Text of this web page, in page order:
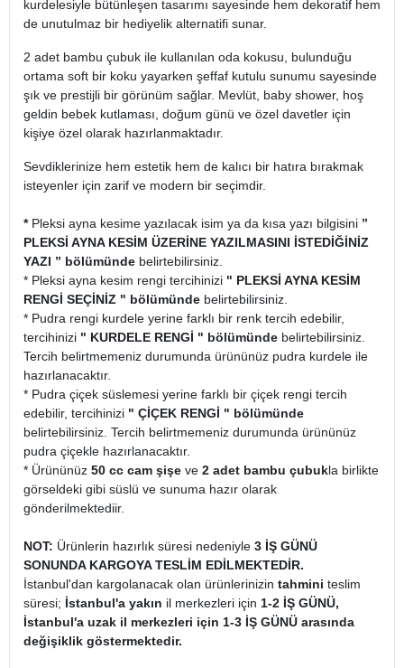
kurdelesiyle bütünleşen tasarımı sayesinde hem dekoratif hem
de unutulmaz bir hediyelik alternatifi sunar.
2 adet bambu çubuk ile kullanılan oda kokusu, bulunduğu
ortama soft bir koku yayarken şeffaf kutulu sunumu sayesinde
şık ve prestijli bir görünüm sağlar. Mevlüt, baby shower, hoş
geldin bebek kutlaması, doğum günü ve özel davetler için
kişiye özel olarak hazırlanmaktadır.
Sevdiklerinize hem estetik hem de kalıcı bir hatıra bırakmak
isteyenler için zarif ve modern bir seçimdir.
*Pleksi ayna kesime yazılacak isim ya da kısa yazı bilgisini ”
PLEKSİ AYNA KESİM ÜZERİNE YAZILMASINI İSTEDİĞİNİZ
YAZI ” bölümünde belirtebilirsiniz.
* Pleksi ayna kesim rengi tercihinizi " PLEKSİ AYNA KESİM
RENGİ SEÇİNİZ " bölümünde belirtebilirsiniz.
* Pudra rengi kurdele yerine farklı bir renk tercih edebilir,
tercihinizi " KURDELE RENGİ " bölümünde belirtebilirsiniz.
Tercih belirtmemeniz durumunda ürününüz pudra kurdele ile
hazırlanacaktır.
* Pudra çiçek süslemesi yerine farklı bir çiçek rengi tercih
edebilir, tercihinizi " ÇİÇEK RENGİ " bölümünde
belirtebilirsiniz. Tercih belirtmemeniz durumunda ürününüz
pudra çiçekle hazırlanacaktır.
* Ürününüz 50 cc cam şişe ve 2 adet bambu çubukla birlikte
görseldeki gibi süslü ve sunuma hazır olarak
gönderilmektediir.
NOT: Ürünlerin hazırlık süresi nedeniyle 3 İŞ GÜNÜ
SONUNDA KARGOYA TESLİM EDİLMEKTEDİR.
İstanbul'dan kargolanacak olan ürünlerinizin tahmini teslim
süresi; İstanbul'a yakın il merkezleri için 1-2 İŞ GÜNÜ,
İstanbul'a uzak il merkezleri için 1-3 İŞ GÜNÜ arasında
değişiklik göstermektedir.